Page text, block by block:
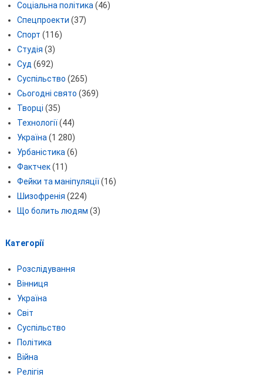
Соціальна політика (46)
Спецпроекти (37)
Спорт (116)
Студія (3)
Суд (692)
Суспільство (265)
Сьогодні свято (369)
Творці (35)
Технології(44)
Україна (1 280)
Урбаністика (6)
Фактчек(11)
Фейки та маніпуляції(16)
Шизофренія (224)
Що болить людям (3)
Категорії
Розслідування
Вінниця
Україна
Світ
Суспільство
Політика
Війна
Релігія